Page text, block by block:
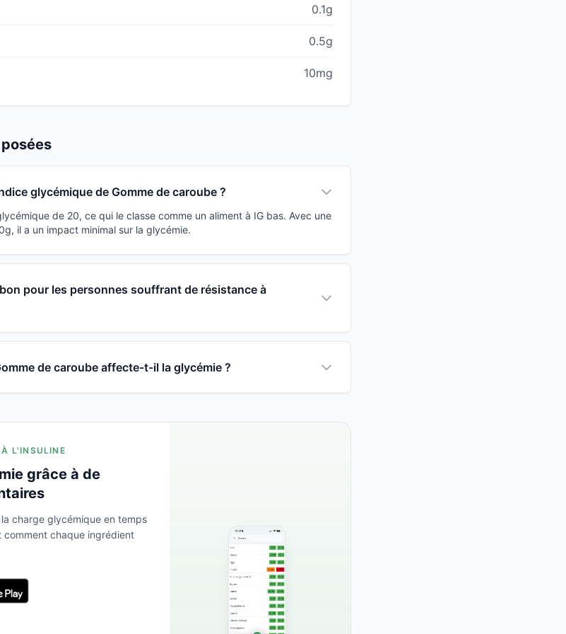
0.1g
0.5g
10mg
glycémique de Gomme de caroube ?
de 20, ce qui le classe comme un aliment à IG bas. Avec une
il a un impact minimal sur la glycémie.
pour les personnes souffrant de résistance à
de caroube affecte-t-il la glycémie ?
À L'INSULINE
grâce à de
charge glycémique en temps
chaque ingrédient